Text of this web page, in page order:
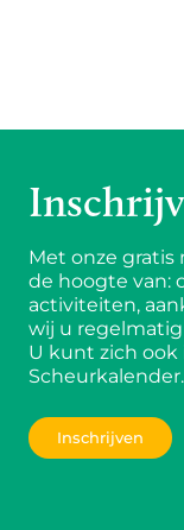
Met onze gratis
de hoogte van:
activiteiten,
wij u
U kunt zich ook
Scheurkalender.
Inschrijven